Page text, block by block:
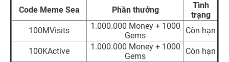
Code Meme Sea Phần thưởng
Tình
trạng
100MVisits
1.000.000 Money + 1000
Gems
Còn hạn
100KActive
1.000.000 Money + 1000
Gems
Còn hạn